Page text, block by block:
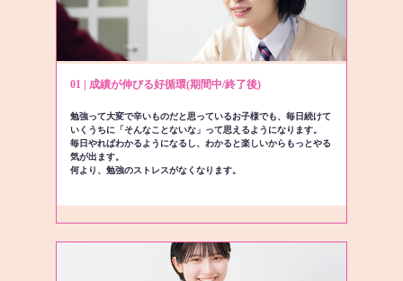
01 | 成績が伸びる好循環(期間中/終了後)
勉強って大変で辛いものだと思っているお子様でも、毎日続けて
いくうちに「そんなことないな」って思えるようになります。
毎日やればわかるようになるし、わかると楽しいからもっとやる
気が出ます。
何より、勉強のストレスがなくなります。